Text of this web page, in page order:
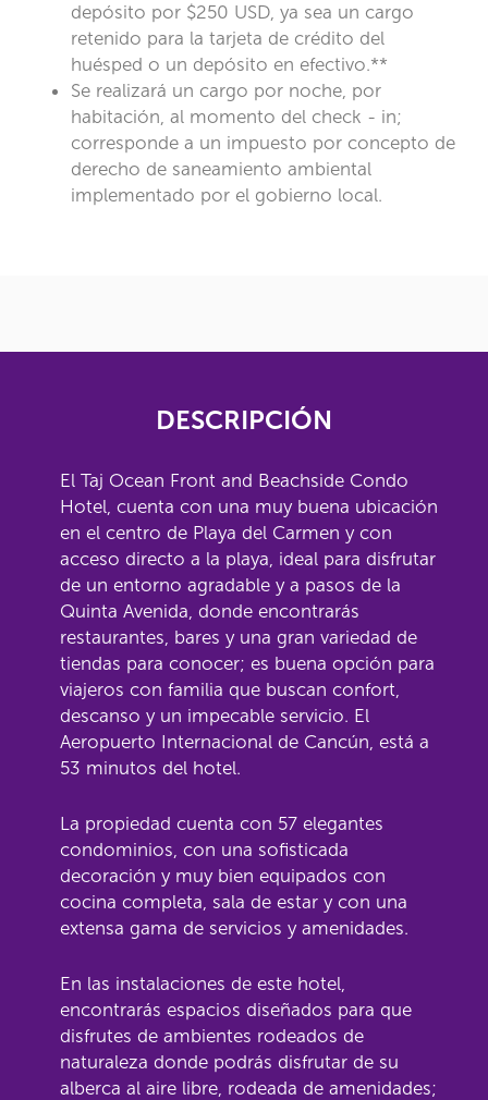
depósito por $250 USD, ya sea un cargo
retenido para la tarjeta de crédito del
huésped o un depósito en efectivo.**
Se realizará un cargo por noche, por
habitación, al momento del check - in;
corresponde a un impuesto por concepto de
derecho de saneamiento ambiental
implementado por el gobierno local.
DESCRIPCIÓN
El Taj Ocean Front and Beachside Condo
Hotel, cuenta con una muy buena ubicación
en el centro de Playa del Carmen y con
acceso directo a la playa, ideal para disfrutar
de un entorno agradable y a pasos de la
Quinta Avenida, donde encontrarás
restaurantes, bares y una gran variedad de
tiendas para conocer; es buena opción para
viajeros con familia que buscan confort,
descanso y un impecable servicio. El
Aeropuerto Internacional de Cancún, está a
53 minutos del hotel.
La propiedad cuenta con 57 elegantes
condominios, con una sofisticada
decoración y muy bien equipados con
cocina completa, sala de estar y con una
extensa gama de servicios y amenidades.
En las instalaciones de este hotel,
encontrarás espacios diseñados para que
disfrutes de ambientes rodeados de
naturaleza donde podrás disfrutar de su
alberca al aire libre, rodeada de amenidades;